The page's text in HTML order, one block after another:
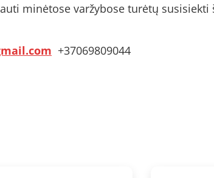
minėtose varžybose turėtų susisiekti
+37069809044